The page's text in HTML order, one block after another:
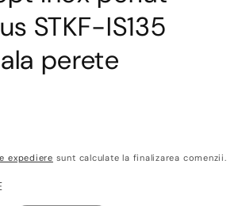
STKF-IS135
perete
expediere sunt calculate la finalizarea comenzii.